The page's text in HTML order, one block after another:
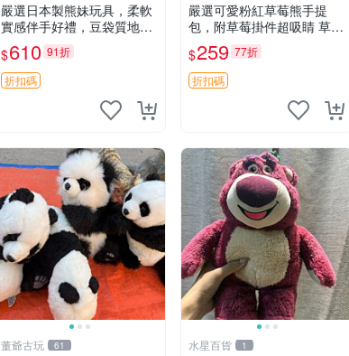
嚴選日本製熊妹玩具，柔軟
實感伴手好禮，豆袋質地手
感佳，抱枕小熊 recom 推薦
白色豆袋 玩具
$610 91折
折扣碼
嚴選可愛粉紅草莓熊手提
包，附草莓掛件超吸睛 草莓
熊手提包 草莓掛件 可愛port
unese
$259 77折
折扣碼
董爺古玩 61 水星百貨 1